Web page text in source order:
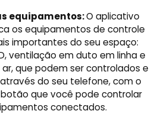
equipamentos:O aplicativo
os equipamentos de controle
importantes do seu espaço:
ventilação em duto em linha e
que podem ser controlados e
do seu telefone, com o
que você pode controlar
conectados.